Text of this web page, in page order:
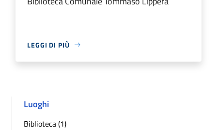
LEGGI DI PIÙ
Luoghi
Biblioteca (1)